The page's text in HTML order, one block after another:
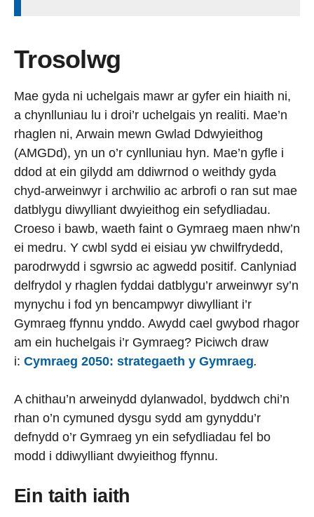
Trosolwg
Mae gyda ni uchelgais mawr ar gyfer ein hiaith ni,
a chynlluniau lu i droi’r uchelgais yn realiti. Mae’n
rhaglen ni, Arwain mewn Gwlad Ddwyieithog
(AMGDd), yn un o’r cynlluniau hyn. Mae’n gyfle i
ddod at ein gilydd am ddiwrnod o weithdy gyda
chyd-arweinwyr i archwilio ac arbrofi o ran sut mae
datblygu diwylliant dwyieithog ein sefydliadau.
Croeso i bawb, waeth faint o Gymraeg maen nhw’n
ei medru. Y cwbl sydd ei eisiau yw chwilfrydedd,
parodrwydd i sgwrsio ac agwedd positif. Canlyniad
delfrydol y rhaglen fyddai datblygu’r arweinwyr sy’n
mynychu i fod yn bencampwyr diwylliant i’r
Gymraeg ffynnu ynddo. Awydd cael gwybod rhagor
am ein huchelgais i’r Gymraeg? Piciwch draw
i: Cymraeg 2050: strategaeth y Gymraeg.
A chithau’n arweinydd dylanwadol, byddwch chi’n
rhan o’n cymuned dysgu sydd am gynyddu’r
defnydd o’r Gymraeg yn ein sefydliadau fel bo
modd i ddiwylliant dwyieithog ffynnu.
Ein taith iaith